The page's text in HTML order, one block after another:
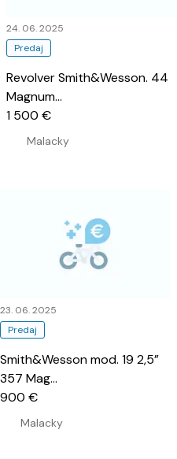
Predaj
24. 06. 2025
Revolver Smith&Wesson. 44
Magnum…
Malacky
1 500 €
Predaj
23. 06. 2025
Smith&Wesson mod. 19 2,5”
357 Mag…
Malacky
900 €